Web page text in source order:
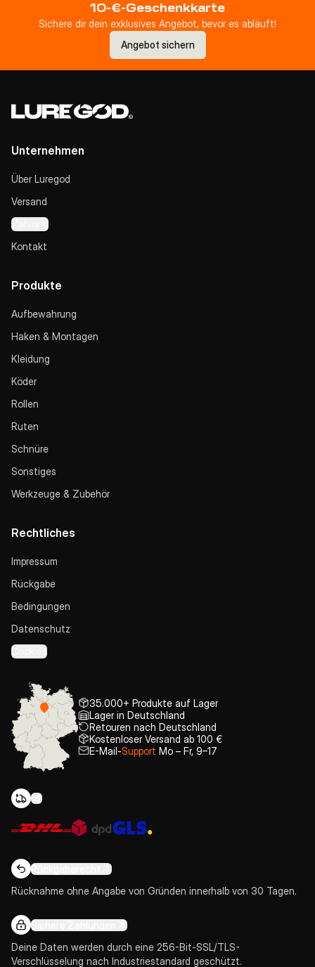
10-€-Geschenkkarte
Sichere dir dein exklusives Angebot, bevor es abläuft!
Angebot sichern
Unternehmen
Über Luregod
Versand
Zahlung
Kontakt
Produkte
Aufbewahrung
Haken & Montagen
Kleidung
Köder
Rollen
Ruten
Schnüre
Sonstiges
Werkzeuge & Zubehör
Rechtliches
Impressum
Rückgabe
Bedingungen
Datenschutz
Cookies
35.000+ Produkte auf Lager
Lager in Deutschland
Retouren nach Deutschland
Kostenloser Versand ab 100 €
E-Mail-Support Mo – Fr, 9–17
Rückgaberecht
Rücknahme ohne Angabe von Gründen innerhalb von 30 Tagen.
Sichere Zahlungen
Deine Daten werden durch eine 256-Bit-SSL/TLS-
Verschlüsselung nach Industriestandard geschützt.